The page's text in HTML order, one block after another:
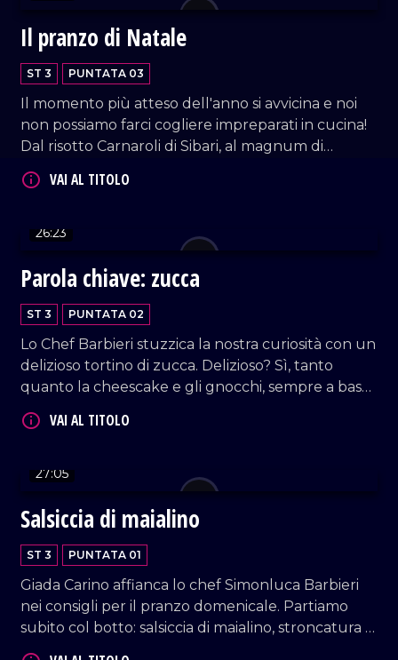
Il pranzo di Natale
ST 3 PUNTATA 03
Il momento più atteso dell'anno si avvicina e noi
non possiamo farci cogliere impreparati in cucina!
Dal risotto Carnaroli di Sibari, al magnum di
un delizioso pranzo che unisce tradizione e
torrone su panettone. Tutto approvato dal
biologo nutrizionista Mario Sicilia.
26:23
Parola chiave: zucca
ST 3 PUNTATA 02
Lo Chef Barbieri stuzzica la nostra curiosità con un
delizioso tortino di zucca. Delizioso? Sì, tanto
quanto la cheescake e gli gnocchi, sempre a base
di zucca. Parola di Giada Carino e del fondatore di
Calabria Food, Raffaele Galimi.
27:05
Salsiccia di maialino
ST 3 PUNTATA 01
Giada Carino affianca lo chef Simonluca Barbieri
nei consigli per il pranzo domenicale. Partiamo
subito col botto: salsiccia di maialino, stroncatura a
base di pancetta, ceci e pomodorini e per finire